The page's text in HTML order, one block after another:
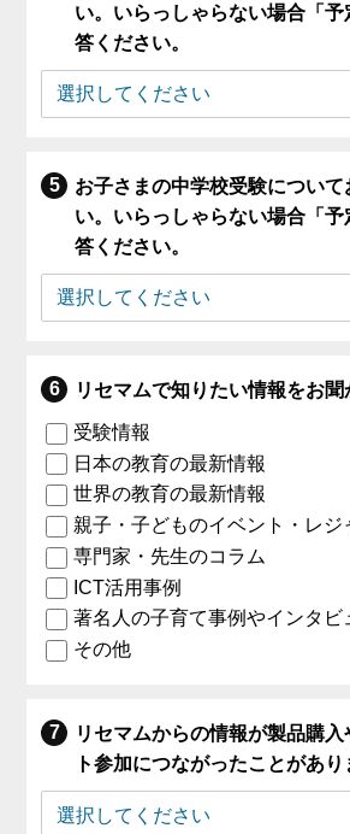
い。いらっしゃらない場合「予
答ください。
お子さまの中学校受験について
い。いらっしゃらない場合「予
答ください。
リセマムで知りたい情報をお聞
受験情報
日本の教育の最新情報
世界の教育の最新情報
親子・子どものイベント・レジ
専門家・先生のコラム
ICT活用事例
著名人の子育て事例やインタビ
その他
リセマムからの情報が製品購
ト参加につながったことがあり